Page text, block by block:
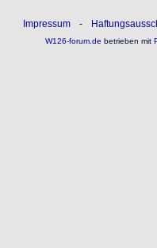
Impressum -
W126-forum.de betrieben mit